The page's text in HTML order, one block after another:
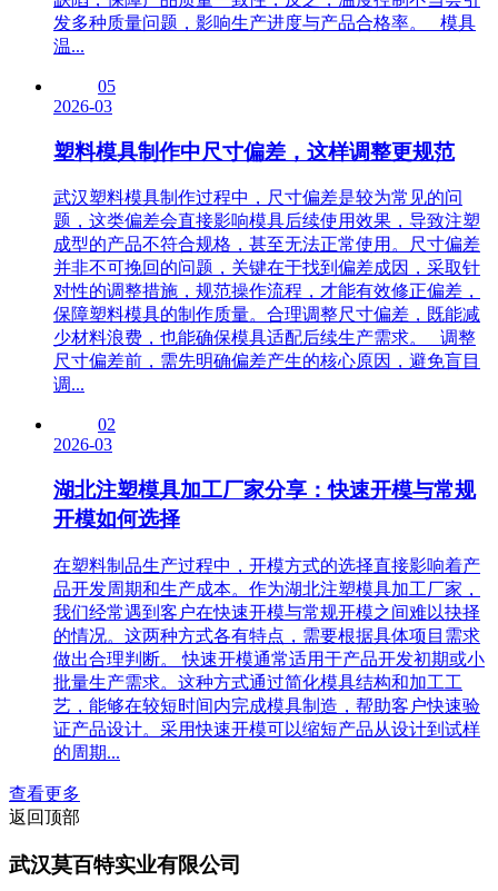
发多种质量问题，影响生产进度与产品合格率。 模具
温...
05
2026-03
塑料模具制作中尺寸偏差，这样调整更规范
武汉塑料模具制作过程中，尺寸偏差是较为常见的问
题，这类偏差会直接影响模具后续使用效果，导致注塑
成型的产品不符合规格，甚至无法正常使用。尺寸偏差
并非不可挽回的问题，关键在于找到偏差成因，采取针
对性的调整措施，规范操作流程，才能有效修正偏差，
保障塑料模具的制作质量。合理调整尺寸偏差，既能减
少材料浪费，也能确保模具适配后续生产需求。 调整
尺寸偏差前，需先明确偏差产生的核心原因，避免盲目
调...
02
2026-03
湖北注塑模具加工厂家分享：快速开模与常规
开模如何选择
在塑料制品生产过程中，开模方式的选择直接影响着产
品开发周期和生产成本。作为湖北注塑模具加工厂家，
我们经常遇到客户在快速开模与常规开模之间难以抉择
的情况。这两种方式各有特点，需要根据具体项目需求
做出合理判断。 快速开模通常适用于产品开发初期或小
批量生产需求。这种方式通过简化模具结构和加工工
艺，能够在较短时间内完成模具制造，帮助客户快速验
证产品设计。采用快速开模可以缩短产品从设计到试样
的周期...
查看更多
返回顶部
武汉莫百特实业有限公司